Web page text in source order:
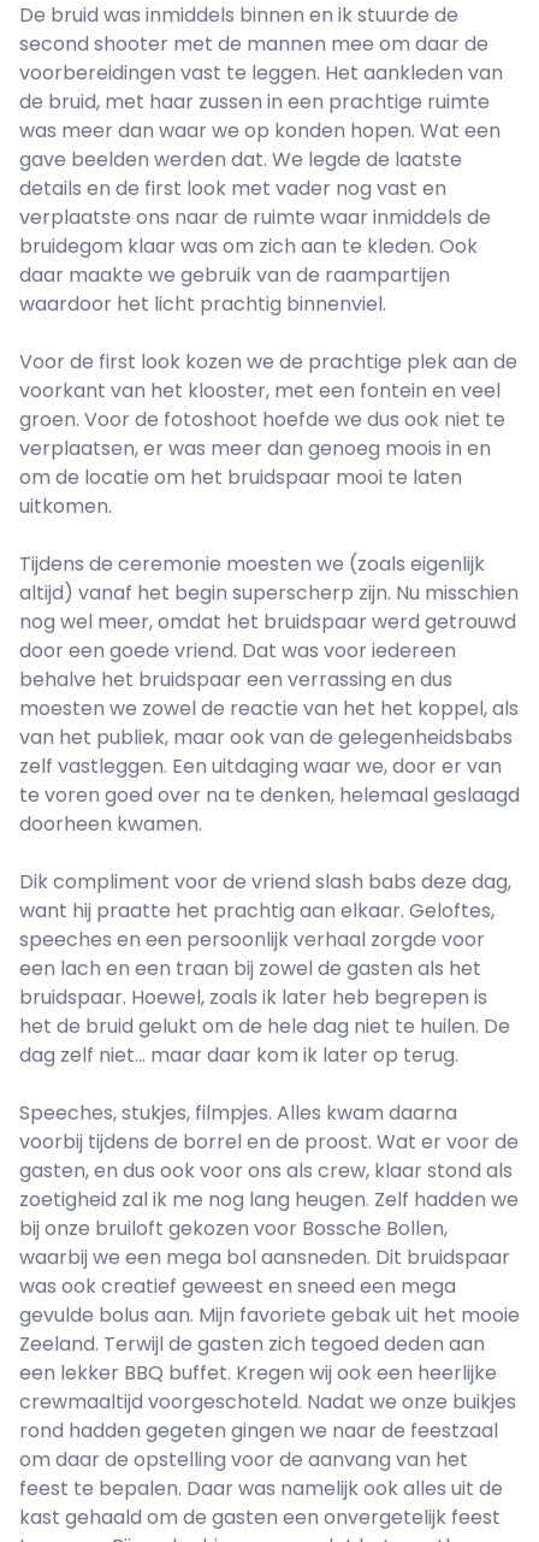
De bruid was inmiddels binnen en ik stuurde de
second shooter met de mannen mee om daar de
voorbereidingen vast te leggen. Het aankleden van
de bruid, met haar zussen in een prachtige ruimte
was meer dan waar we op konden hopen. Wat een
gave beelden werden dat. We legde de laatste
details en de first look met vader nog vast en
verplaatste ons naar de ruimte waar inmiddels de
bruidegom klaar was om zich aan te kleden. Ook
daar maakte we gebruik van de raampartijen
waardoor het licht prachtig binnenviel.
Voor de first look kozen we de prachtige plek aan de
voorkant van het klooster, met een fontein en veel
groen. Voor de fotoshoot hoefde we dus ook niet te
verplaatsen, er was meer dan genoeg moois in en
om de locatie om het bruidspaar mooi te laten
uitkomen.
Tijdens de ceremonie moesten we (zoals eigenlijk
altijd) vanaf het begin superscherp zijn. Nu misschien
nog wel meer, omdat het bruidspaar werd getrouwd
door een goede vriend. Dat was voor iedereen
behalve het bruidspaar een verrassing en dus
moesten we zowel de reactie van het het koppel, als
van het publiek, maar ook van de gelegenheidsbabs
zelf vastleggen. Een uitdaging waar we, door er van
te voren goed over na te denken, helemaal geslaagd
doorheen kwamen.
Dik compliment voor de vriend slash babs deze dag,
want hij praatte het prachtig aan elkaar. Geloftes,
speeches en een persoonlijk verhaal zorgde voor
een lach en een traan bij zowel de gasten als het
bruidspaar. Hoewel, zoals ik later heb begrepen is
het de bruid gelukt om de hele dag niet te huilen. De
dag zelf niet… maar daar kom ik later op terug.
Speeches, stukjes, filmpjes. Alles kwam daarna
voorbij tijdens de borrel en de proost. Wat er voor de
gasten, en dus ook voor ons als crew, klaar stond als
zoetigheid zal ik me nog lang heugen. Zelf hadden we
bij onze bruiloft gekozen voor Bossche Bollen,
waarbij we een mega bol aansneden. Dit bruidspaar
was ook creatief geweest en sneed een mega
gevulde bolus aan. Mijn favoriete gebak uit het mooie
Zeeland. Terwijl de gasten zich tegoed deden aan
een lekker BBQ buffet. Kregen wij ook een heerlijke
crewmaaltijd voorgeschoteld. Nadat we onze buikjes
rond hadden gegeten gingen we naar de feestzaal
om daar de opstelling voor de aanvang van het
feest te bepalen. Daar was namelijk ook alles uit de
kast gehaald om de gasten een onvergetelijk feest